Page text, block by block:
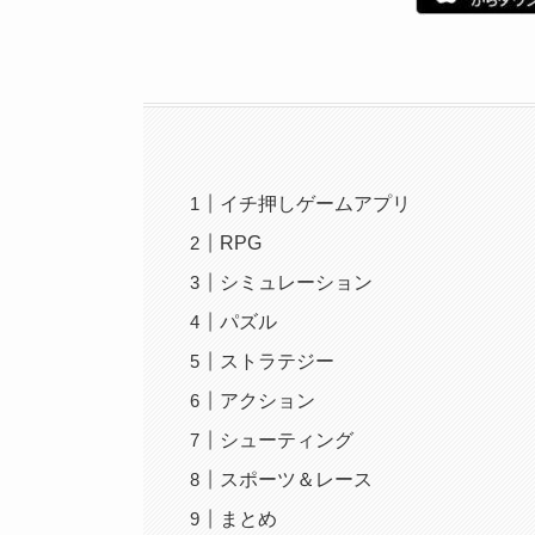
イチ押しゲームアプリ
RPG
シミュレーション
パズル
ストラテジー
アクション
シューティング
スポーツ＆レース
まとめ